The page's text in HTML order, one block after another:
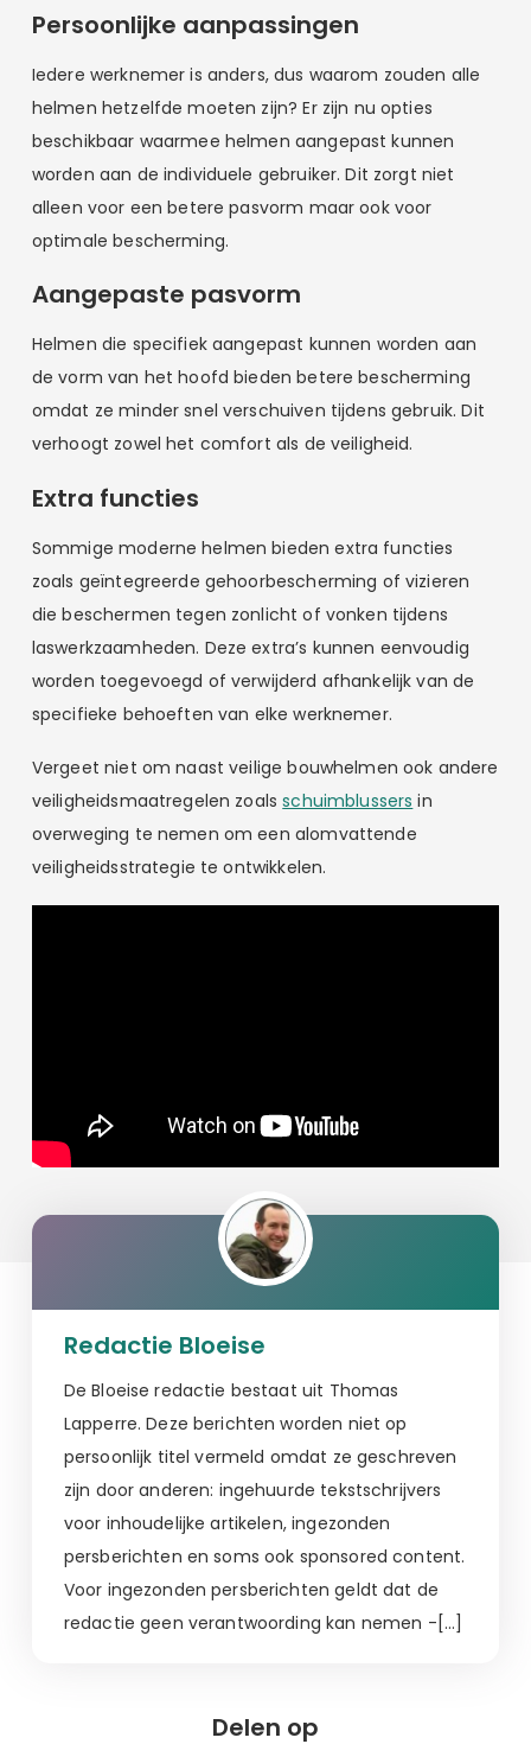
Persoonlijke aanpassingen
Iedere werknemer is anders, dus waarom zouden alle
helmen hetzelfde moeten zijn? Er zijn nu opties
beschikbaar waarmee helmen aangepast kunnen
worden aan de individuele gebruiker. Dit zorgt niet
alleen voor een betere pasvorm maar ook voor
optimale bescherming.
Aangepaste pasvorm
Helmen die specifiek aangepast kunnen worden aan
de vorm van het hoofd bieden betere bescherming
omdat ze minder snel verschuiven tijdens gebruik. Dit
verhoogt zowel het comfort als de veiligheid.
Extra functies
Sommige moderne helmen bieden extra functies
zoals geïntegreerde gehoorbescherming of vizieren
die beschermen tegen zonlicht of vonken tijdens
laswerkzaamheden. Deze extra’s kunnen eenvoudig
worden toegevoegd of verwijderd afhankelijk van de
specifieke behoeften van elke werknemer.
Vergeet niet om naast veilige bouwhelmen ook andere
veiligheidsmaatregelen zoalsschuimblussers in
overweging te nemen om een alomvattende
veiligheidsstrategie te ontwikkelen.
Redactie Bloeise
De Bloeise redactie bestaat uit Thomas
Lapperre. Deze berichten worden niet op
persoonlijk titel vermeld omdat ze geschreven
zijn door anderen: ingehuurde tekstschrijvers
voor inhoudelijke artikelen, ingezonden
persberichten en soms ook sponsored content.
Voor ingezonden persberichten geldt dat de
redactie geen verantwoording kan nemen -[…]
Delen op